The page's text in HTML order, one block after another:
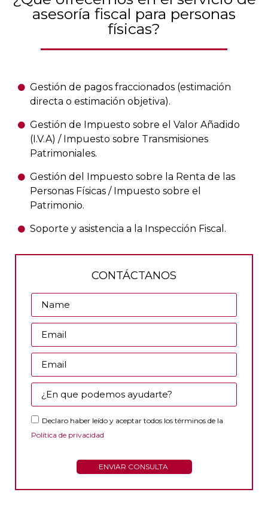
asesoría fiscal para personas
físicas?
Gestión de pagos fraccionados (estimación
directa o estimación objetiva).
Gestión de Impuesto sobre el Valor Añadido
(I.V.A) / Impuesto sobre Transmisiones
Patrimoniales.
Gestión del Impuesto sobre la Renta de las
Personas Físicas / Impuesto sobre el
Patrimonio.
Soporte y asistencia a la Inspección Fiscal.
CONTÁCTANOS
Declaro haber leído y aceptar todos los términos de la
Política de privacidad
ENVIAR CONSULTA